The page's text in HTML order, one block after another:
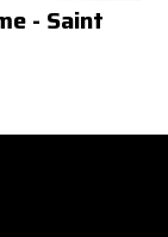
- Saint